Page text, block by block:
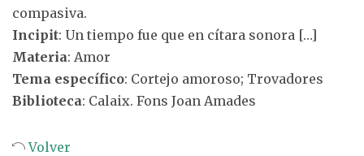
compasiva.
Incipit: Un tiempo fue que en cítara sonora […]
Materia: Amor
Tema específico: Cortejo amoroso; Trovadores
Biblioteca: Calaix. Fons Joan Amades
Volver